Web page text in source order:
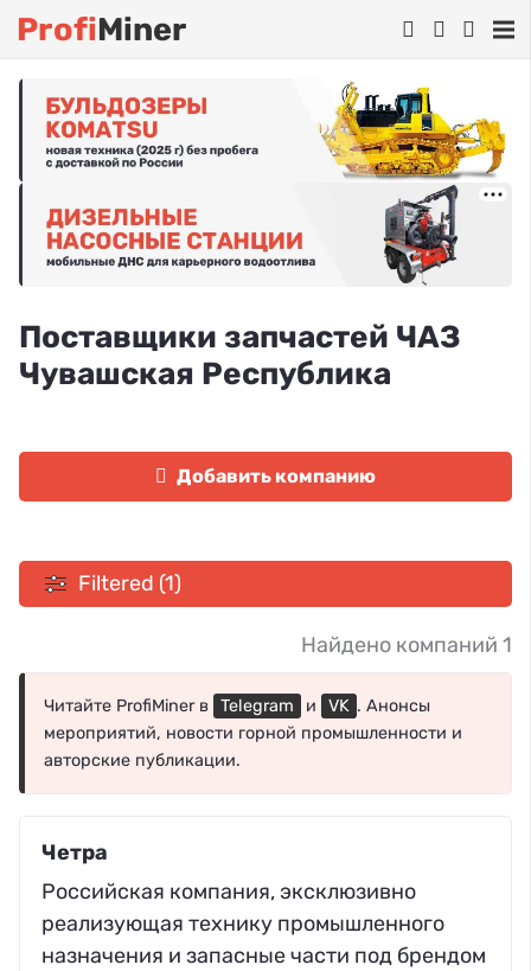
ProfiMiner
Поставщики запчастей ЧАЗ
Чувашская Республика
Добавить компанию
Filtered (1)
Найдено компаний 1
Читайте ProfiMiner в Telegram и VK . Анонсы
мероприятий, новости горной промышленности и
авторские публикации.
Четра
Российская компания, эксклюзивно
реализующая технику промышленного
назначения и запасные части под брендом